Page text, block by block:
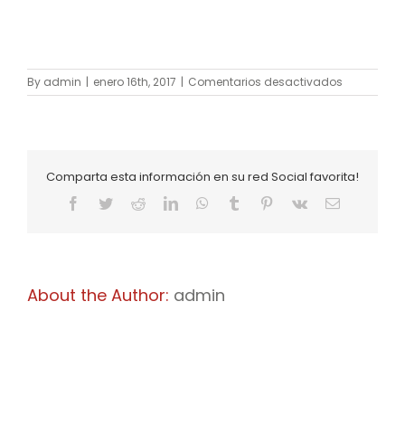
By admin | enero 16th, 2017 | Comentarios desactivados
Imagen
Comparta esta información en su red Social favorita!
Facebook
X RedditLinkedInWhatsApp
Tumblr Pinterest
Vk Email
About the Author: admin